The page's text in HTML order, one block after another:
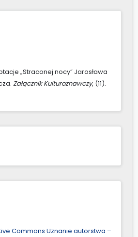
„Straconej nocy” Jarosława
Załącznik Kulturoznawczy, (11).
Commons Uznanie autorstwa –